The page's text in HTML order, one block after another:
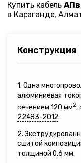
Купить кабель
в Караганде,
Конструкция
1. Одна
алюминиевая
сечением 120 мм2,
22483-2012.
2.
сшитой
толщиной 0,6 мм.